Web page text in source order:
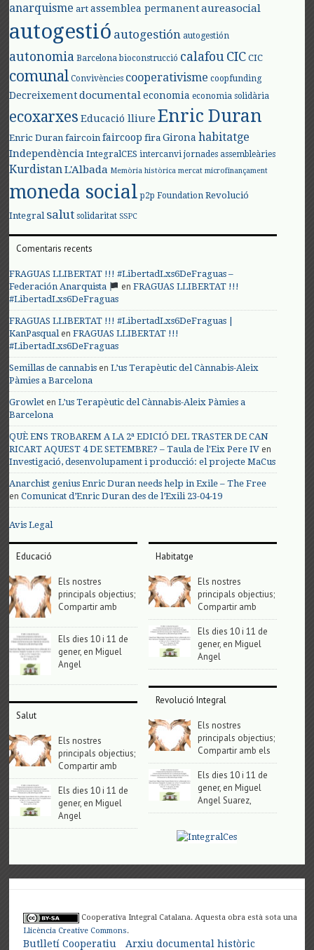
anarquisme art assemblea permanent aureasocial
autogestió autogestión autogestión
autonomia Barcelona bioconstrucció calafouCIC CIC
comunal Convivències cooperativisme coopfunding
Decreixement documental economia economia solidària
ecoxarxes Educació lliure Enric Duran
Enric Duran faircoin faircoop fira Girona habitatge
Independència IntegralCES intercanvi jornades assembleàries
KurdistanL'Albada Memòria històrica mercat microfinançament
moneda social p2p Foundation Revolució
Integral salut solidaritat SSPC
Comentaris recents
FRAGUAS LLIBERTAT !!! #LibertadLxs6DeFraguas –
Federación Anarquista
enFRAGUAS LLIBERTAT !!!
#LibertadLxs6DeFraguas
FRAGUAS LLIBERTAT !!! #LibertadLxs6DeFraguas |
KanPasqualenFRAGUAS LLIBERTAT !!!
#LibertadLxs6DeFraguas
Semillas de cannabis enL’us Terapèutic del Cànnabis-Aleix
Pàmies a Barcelona
Growlet enL’us Terapèutic del Cànnabis-Aleix Pàmies a
Barcelona
QUÈ ENS TROBAREM A LA 2ª EDICIÓ DEL TRASTER DE CAN
RICART AQUEST 4 DE SETEMBRE? – Taula de l'Eix Pere IV en
Investigació, desenvolupament i producció: el projecte MaCus
Anarchist genius Enric Duran needs help in Exile – The Free
enComunicat d’Enric Duran des de l’Exili 23-04-19
Avis Legal
Educació
Els nostres
principals objectius;
Compartir amb
Els dies 10 i 11 de
gener, en Miguel
Angel
Salut
Els nostres
principals objectius;
Compartir amb
Els dies 10 i 11 de
gener, en Miguel
Angel
Habitatge
Els nostres
principals objectius;
Compartir amb
Els dies 10 i 11 de
gener, en Miguel
Angel
Revolució Integral
Els nostres
principals objectius;
Compartir amb els
Els dies 10 i 11 de
gener, en Miguel
Angel Suarez,
Cooperativa Integral Catalana. Aquesta obra està sota una
Llicència Creative Commons.
Butlletí Cooperatiu Arxiu documental històric